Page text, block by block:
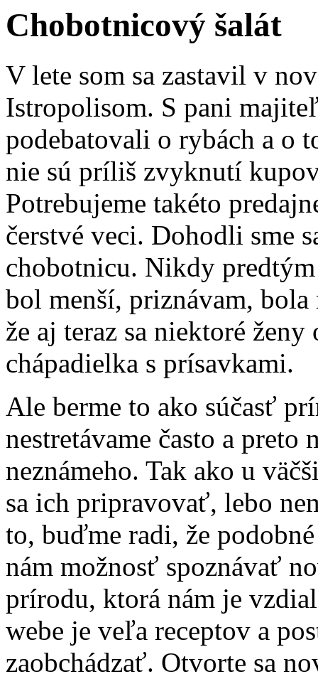
Chobotnicový šalát
V lete som sa zastavil v
Istropolisom. S pani
podebatovali o rybách a o
nie sú príliš zvyknutí
Potrebujeme takéto
čerstvé veci. Dohodli sme
chobotnicu. Nikdy
bol menší, priznávam,
že aj teraz sa niektoré
chápadielka s prísavkami.
Ale berme to ako súčasť
nestretávame často a preto
neznámeho. Tak ako u
sa ich pripravovať, lebo
to, buďme radi, že
nám možnosť spoznávať
prírodu, ktorá nám je
webe je veľa receptov a
zaobchádzať. Otvorte sa